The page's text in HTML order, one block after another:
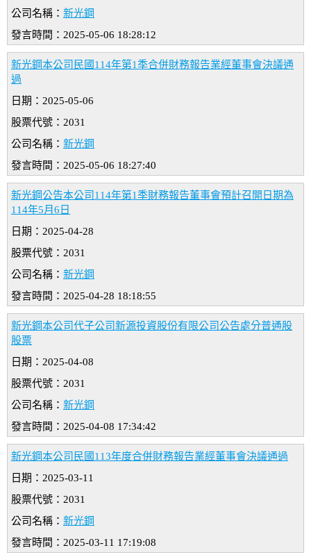
公司名稱： 新光鋼
發言時間：2025-05-06 18:28:12
新光鋼本公司民國114年第1季合併財務報告業經董事會決議通
過
日期：2025-05-06
股票代號：2031
公司名稱： 新光鋼
發言時間：2025-05-06 18:27:40
新光鋼公告本公司114年第1季財務報告董事會預計召開日期為
114年5月6日
日期：2025-04-28
股票代號：2031
公司名稱： 新光鋼
發言時間：2025-04-28 18:18:55
新光鋼本公司代子公司新源投資股份有限公司公告處分普通股
股票
日期：2025-04-08
股票代號：2031
公司名稱： 新光鋼
發言時間：2025-04-08 17:34:42
新光鋼本公司民國113年度合併財務報告業經董事會決議通過
日期：2025-03-11
股票代號：2031
公司名稱： 新光鋼
發言時間：2025-03-11 17:19:08